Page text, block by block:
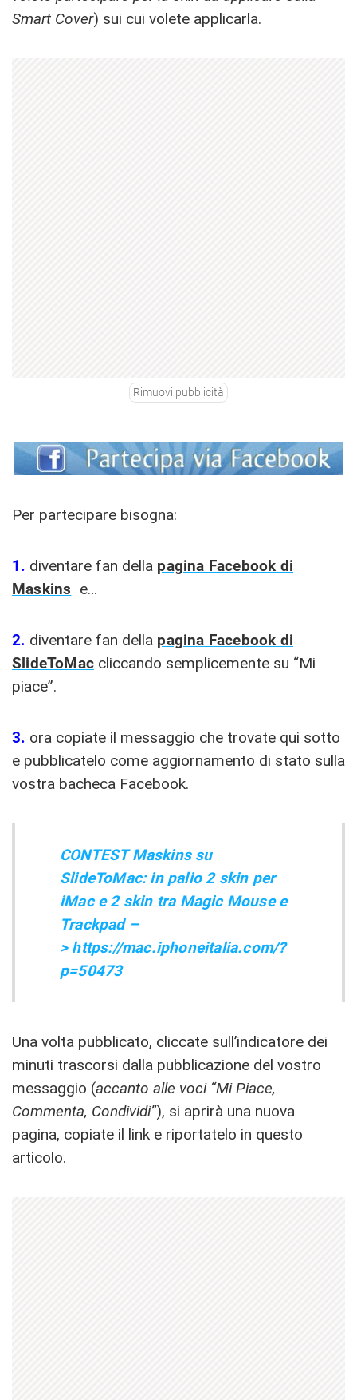
Smart Cover) sui cui volete applicarla.
Rimuovi pubblicità
Per partecipare bisogna:
1. diventare fan della pagina Facebook di
Maskins e…
2. diventare fan della pagina Facebook di
SlideToMac cliccando semplicemente su “Mi
piace”.
3. ora copiate il messaggio che trovate qui sotto
e pubblicatelo come aggiornamento di stato sulla
vostra bacheca Facebook.
CONTEST Maskins su
SlideToMac: in palio 2 skin per
iMac e 2 skin tra Magic Mouse e
Trackpad –
> https://mac.iphoneitalia.com/?
p=50473
Una volta pubblicato, cliccate sull’indicatore dei
minuti trascorsi dalla pubblicazione del vostro
messaggio (accanto alle voci “Mi Piace,
Commenta, Condividi”), si aprirà una nuova
pagina, copiate il link e riportatelo in questo
articolo.